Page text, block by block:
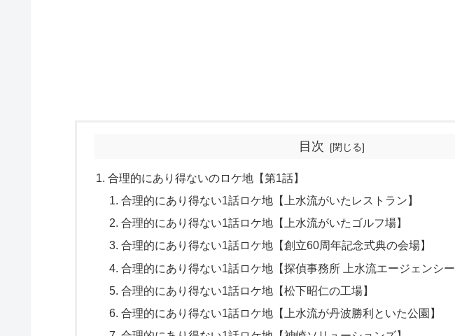
目次
合理的にあり得ないのロケ地【第1話】
合理的にあり得ない1話ロケ地【上水流がいたレストラン】
合理的にあり得ない1話ロケ地【上水流がいたゴルフ場】
合理的にあり得ない1話ロケ地【創立60周年記念式典の会場】
合理的にあり得ない1話ロケ地【探偵事務所 上水流エージェンシー
合理的にあり得ない1話ロケ地【松下昭仁の工場】
合理的にあり得ない1話ロケ地【上水流が丹波勝利といた公園】